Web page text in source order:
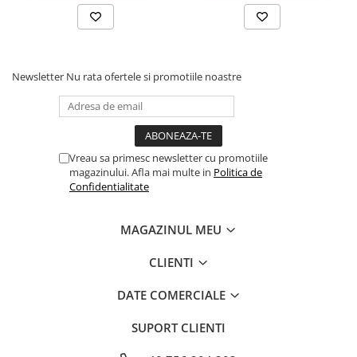
material. In cazul in care este absolut necesar, se poate spala de
mana in apa rece (chiar rece) E atât de simplu si ușor de curațat!
Newsletter Nu rata ofertele si promotiile noastre
Vreau sa primesc newsletter cu promotiile
magazinului. Afla mai multe in Politica de
Confidentialitate
MAGAZINUL MEU
CLIENTI
DATE COMERCIALE
SUPORT CLIENTI